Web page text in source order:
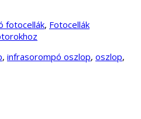
fotocellák, Fotocellák
, infrasorompó oszlop, oszlop,